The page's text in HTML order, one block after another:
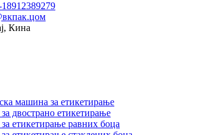
Кина
машина за етикетирање
двострано етикетирање
етикетирање равних боца